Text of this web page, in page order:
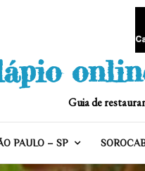
Guia de
PAULO – SP